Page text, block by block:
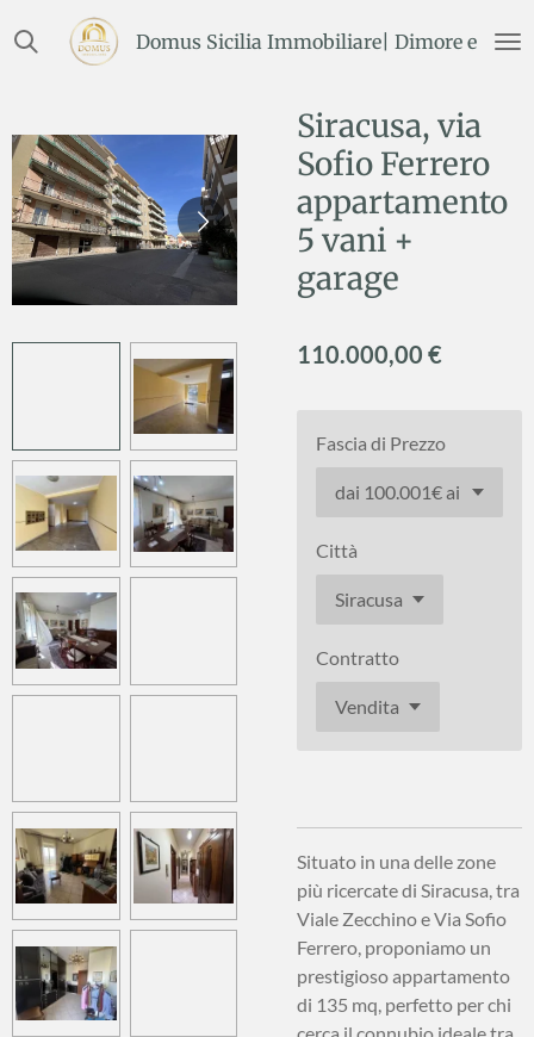
al
Domus Sicilia Immobiliare| Dimore e
Siracusa, via
Sofio Ferrero
appartamento
5 vani +
garage
110.000,00 €
Fascia di Prezzo
Città
Contratto
Situato in una delle zone
più ricercate di Siracusa, tra
Viale Zecchino e Via Sofio
Ferrero, proponiamo un
prestigioso appartamento
di 135 mq, perfetto per chi